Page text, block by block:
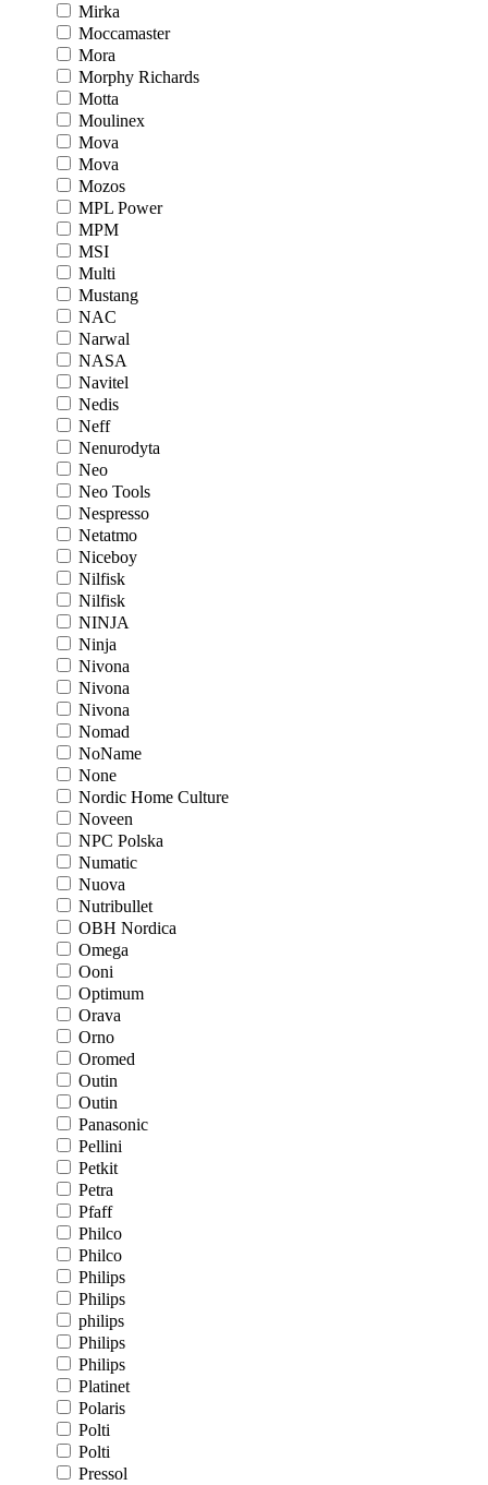
Mirka
Moccamaster
Mora
Morphy Richards
Motta
Moulinex
Mova
Mova
Mozos
MPL Power
MPM
MSI
Multi
Mustang
NAC
Narwal
NASA
Navitel
Nedis
Neff
Nenurodyta
Neo
Neo Tools
Nespresso
Netatmo
Niceboy
Nilfisk
Nilfisk
NINJA
Ninja
Nivona
Nivona
Nivona
Nomad
NoName
None
Nordic Home Culture
Noveen
NPC Polska
Numatic
Nuova
Nutribullet
OBH Nordica
Omega
Ooni
Optimum
Orava
Orno
Oromed
Outin
Outin
Panasonic
Pellini
Petkit
Petra
Pfaff
Philco
Philco
Philips
Philips
philips
Philips
Philips
Platinet
Polaris
Polti
Polti
Pressol